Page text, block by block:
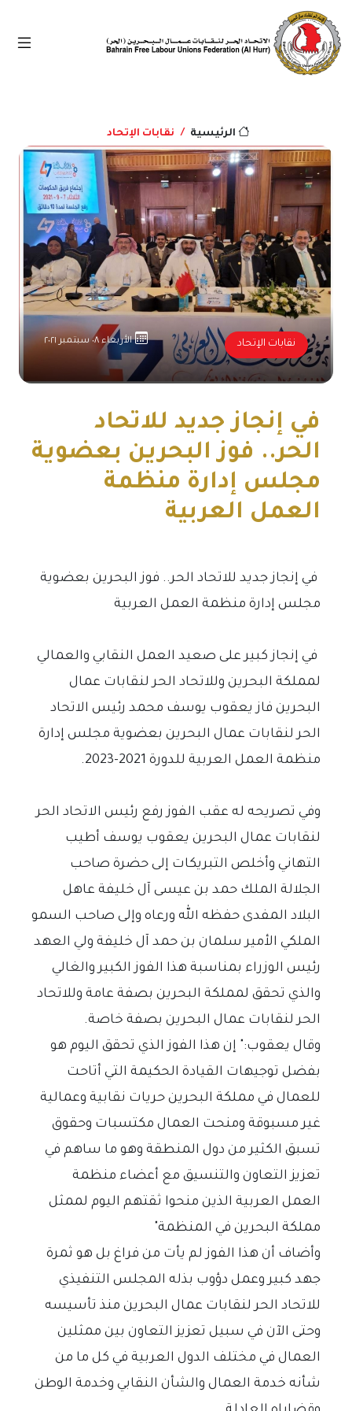
الرئيسية نقابات الإتحاد
نقابات الإتحاد الأربعاء ٠٨ سبتمبر ٢٠٢١
في إنجاز جديد للاتحاد
الحر.. فوز البحرين بعضوية
مجلس إدارة منظمة
العمل العربية
في إنجاز جديد للاتحاد الحر.. فوز البحرين بعضوية
مجلس إدارة منظمة العمل العربية
في إنجاز كبير على صعيد العمل النقابي والعمالي
لمملكة البحرين وللاتحاد الحر لنقابات عمال
البحرين فاز يعقوب يوسف محمد رئيس الاتحاد
الحر لنقابات عمال البحرين بعضوية مجلس إدارة
منظمة العمل العربية للدورة 2021-2023.
وفي تصريحه له عقب الفوز رفع رئيس الاتحاد الحر
لنقابات عمال البحرين يعقوب يوسف أطيب
التهاني وأخلص التبريكات إلى حضرة صاحب
الجلالة الملك حمد بن عيسى آل خليفة عاهل
البلاد المفدى حفظه الله ورعاه وإلى صاحب السمو
الملكي الأمير سلمان بن حمد آل خليفة ولي العهد
رئيس الوزراء بمناسبة هذا الفوز الكبير والغالي
والذي تحقق لمملكة البحرين بصفة عامة وللاتحاد
الحر لنقابات عمال البحرين بصفة خاصة.
وقال يعقوب:" إن هذا الفوز الذي تحقق اليوم هو
بفضل توجيهات القيادة الحكيمة التي أتاحت
للعمال في مملكة البحرين حريات نقابية وعمالية
غير مسبوقة ومنحت العمال مكتسبات وحقوق
تسبق الكثير من دول المنطقة وهو ما ساهم في
تعزيز التعاون والتنسيق مع أعضاء منظمة
العمل العربية الذين منحوا ثقتهم اليوم لممثل
مملكة البحرين في المنظمة"
وأضاف أن هذا الفوز لم يأت من فراغ بل هو ثمرة
جهد كبير وعمل دؤوب بذله المجلس التنفيذي
للاتحاد الحر لنقابات عمال البحرين منذ تأسيسه
وحتى الآن في سبيل تعزيز التعاون بين ممثلين
العمال في مختلف الدول العربية في كل ما من
شأنه خدمة العمال والشأن النقابي وخدمة الوطن